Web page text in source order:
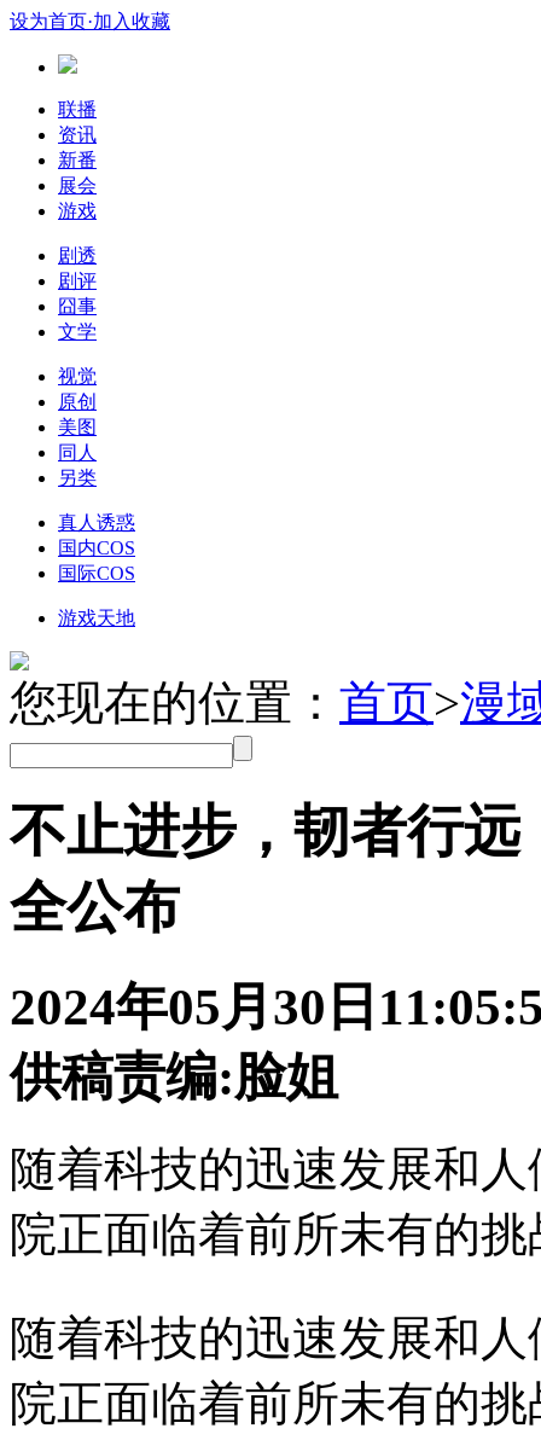
设为首页·加入收藏
联播
资讯
新番
展会
游戏
剧透
剧评
囧事
文学
视觉
原创
美图
同人
另类
真人诱惑
国内COS
国际COS
游戏天地
您现在的位置： 首页>漫
不止进步，韧者行远
全公布
2024年05月30日
供稿责编:脸姐
随着科技的迅速发展和
院正面临着前所未有的
随着科技的迅速发展和
院正面临着前所未有的